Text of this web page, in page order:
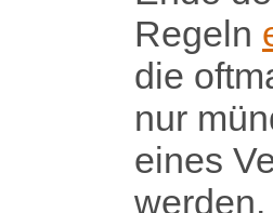
Regeln
die
nur
eines
werden.